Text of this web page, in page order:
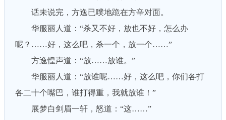
话未说完，方逸已噗地跪在方辛对面。
华服丽人道：“杀又不好，放也不好，怎么办
呢？……好，这么吧，杀一个，放一个……”
方逸惶声道：“放……放谁。”
华服丽人道：“放谁呢……好，这么吧，你们各打
各二十个嘴巴，谁打得重，我就放谁！”
展梦白剑眉一轩，怒道：“这……”